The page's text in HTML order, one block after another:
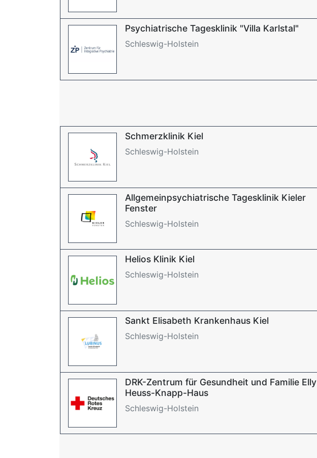
Psychiatrische Tagesklinik "Villa Karlstal"
Schleswig-Holstein
Schmerzklinik Kiel
Schleswig-Holstein
Allgemeinpsychiatrische Tagesklinik Kieler
Fenster
Schleswig-Holstein
Helios Klinik Kiel
Schleswig-Holstein
Sankt Elisabeth Krankenhaus Kiel
Schleswig-Holstein
DRK-Zentrum für Gesundheit und Familie Elly
Heuss-Knapp-Haus
Schleswig-Holstein